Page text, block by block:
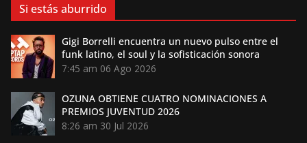
Si estás aburrido
Gigi Borrelli encuentra un nuevo pulso entre el
funk latino, el soul y la sofisticación sonora
7:45 am 06 Ago 2026
OZUNA OBTIENE CUATRO NOMINACIONES A
PREMIOS JUVENTUD 2026
8:26 am 30 Jul 2026